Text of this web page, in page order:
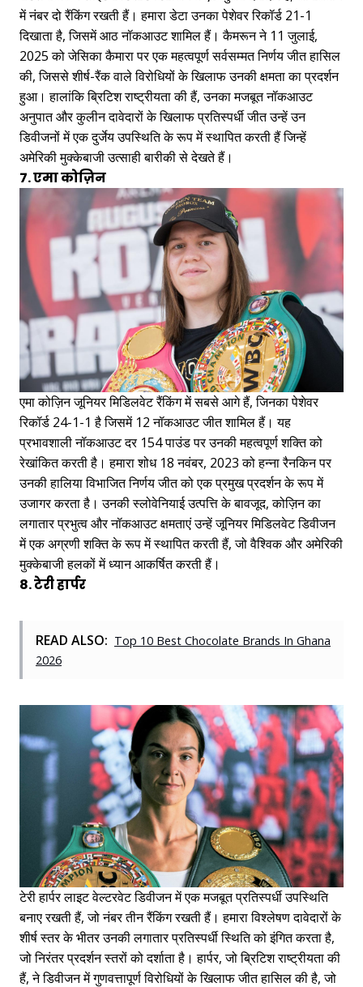
में नंबर दो रैंकिंग रखती हैं। हमारा डेटा उनका पेशेवर रिकॉर्ड 21-1
दिखाता है, जिसमें आठ नॉकआउट शामिल हैं। कैमरून ने 11 जुलाई,
2025 को जेसिका कैमारा पर एक महत्वपूर्ण सर्वसम्मत निर्णय जीत हासिल
की, जिससे शीर्ष-रैंक वाले विरोधियों के खिलाफ उनकी क्षमता का प्रदर्शन
हुआ। हालांकि ब्रिटिश राष्ट्रीयता की हैं, उनका मजबूत नॉकआउट
अनुपात और कुलीन दावेदारों के खिलाफ प्रतिस्पर्धी जीत उन्हें उन
डिवीजनों में एक दुर्जेय उपस्थिति के रूप में स्थापित करती हैं जिन्हें
अमेरिकी मुक्केबाजी उत्साही बारीकी से देखते हैं।
7. एमा कोज़िन
एमा कोज़िन जूनियर मिडिलवेट रैंकिंग में सबसे आगे हैं, जिनका पेशेवर
रिकॉर्ड 24-1-1 है जिसमें 12 नॉकआउट जीत शामिल हैं। यह
प्रभावशाली नॉकआउट दर 154 पाउंड पर उनकी महत्वपूर्ण शक्ति को
रेखांकित करती है। हमारा शोध 18 नवंबर, 2023 को हन्ना रैनकिन पर
उनकी हालिया विभाजित निर्णय जीत को एक प्रमुख प्रदर्शन के रूप में
उजागर करता है। उनकी स्लोवेनियाई उत्पत्ति के बावजूद, कोज़िन का
लगातार प्रभुत्व और नॉकआउट क्षमताएं उन्हें जूनियर मिडिलवेट डिवीजन
में एक अग्रणी शक्ति के रूप में स्थापित करती हैं, जो वैश्विक और अमेरिकी
मुक्केबाजी हलकों में ध्यान आकर्षित करती हैं।
8. टेरी हार्पर
READ ALSO: Top 10 Best Chocolate Brands In Ghana
2026
टेरी हार्पर लाइट वेल्टरवेट डिवीजन में एक मजबूत प्रतिस्पर्धी उपस्थिति
बनाए रखती हैं, जो नंबर तीन रैंकिंग रखती हैं। हमारा विश्लेषण दावेदारों के
शीर्ष स्तर के भीतर उनकी लगातार प्रतिस्पर्धी स्थिति को इंगित करता है,
जो निरंतर प्रदर्शन स्तरों को दर्शाता है। हार्पर, जो ब्रिटिश राष्ट्रीयता की
हैं, ने डिवीजन में गुणवत्तापूर्ण विरोधियों के खिलाफ जीत हासिल की है, जो